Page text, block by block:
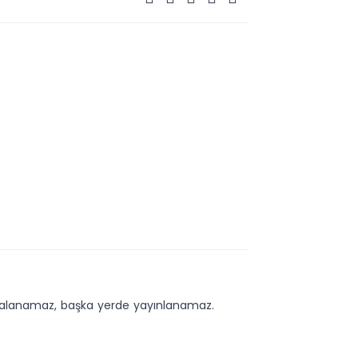
başka yerde yayınlanamaz.